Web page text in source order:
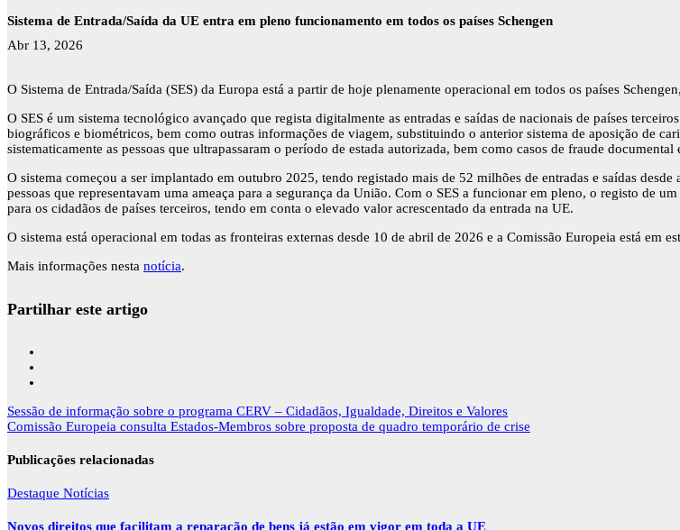
Sistema de Entrada/Saída da UE entra em pleno funcionamento em todos os países Schengen
Abr 13, 2026
O Sistema de Entrada/Saída (SES) da Europa está a partir de hoje plenamente operacional em todos os países
O SES é um sistema tecnológico avançado que regista digitalmente as entradas e saídas de nacionais de países
biográficos e biométricos, bem como outras informações de viagem, substituindo o anterior sistema de aposição de
sistematicamente as pessoas que ultrapassaram o período de estada autorizada, bem como casos de fraude documental
O sistema começou a ser implantado em outubro 2025, tendo registado mais de 52 milhões de entradas e saídas
pessoas que representavam uma ameaça para a segurança da União. Com o SES a funcionar em pleno, o registo de
para os cidadãos de países terceiros, tendo em conta o elevado valor acrescentado da entrada na UE.
O sistema está operacional em todas as fronteiras externas desde 10 de abril de 2026 e a Comissão Europeia está em
Mais informações nesta notícia.
Partilhar este artigo
Navegação
de
Sessão de informação sobre o programa CERV – Cidadãos, Igualdade, Direitos e Valores
Comissão Europeia consulta Estados-Membros sobre proposta de quadro temporário de crise
Publicações relacionadas
Destaque Notícias
Novos direitos que facilitam a reparação de bens já estão em vigor em toda a UE